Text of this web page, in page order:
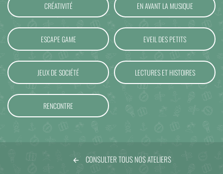
CRÉATIVITÉ EN AVANT LA MUSIQUE
ESCAPE GAME EVEIL DES PETITS
JEUX DE SOCIÉTÉ LECTURES ET HISTOIRES
RENCONTRE
CONSULTER TOUS NOS ATELIERS